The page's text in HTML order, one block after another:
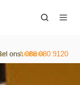
en Arnhem
ons:088 080 9120